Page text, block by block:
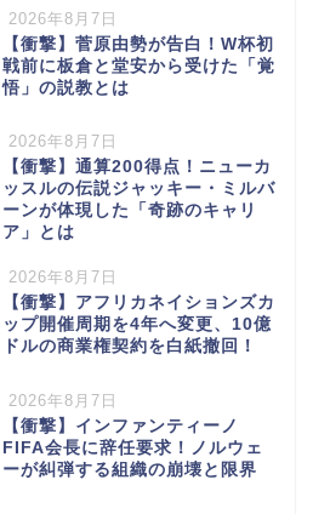
2026年8月7日
【衝撃】菅原由勢が告白！W杯初
戦前に板倉と堂安から受けた「覚
悟」の説教とは
2026年8月7日
【衝撃】通算200得点！ニューカ
ッスルの伝説ジャッキー・ミルバ
ーンが体現した「奇跡のキャリ
ア」とは
2026年8月7日
【衝撃】アフリカネイションズカ
ップ開催周期を4年へ変更、10億
ドルの商業権契約を白紙撤回！
2026年8月7日
【衝撃】インファンティーノ
FIFA会長に辞任要求！ノルウェ
ーが糾弾する組織の崩壊と限界